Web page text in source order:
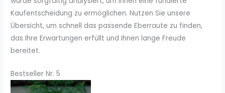
Kaufentscheidung zu ermöglichen. Nutzen Sie unsere
Übersicht, um schnell das passende Eberraute zu finden,
das Ihre Erwartungen erfüllt und Ihnen lange Freude
bereitet.
Bestseller Nr. 5